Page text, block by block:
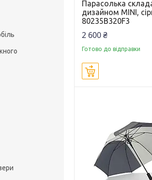
Парасолька
дизайном MINI,
80235B320F3
2 600 ₴
Готово до відправки